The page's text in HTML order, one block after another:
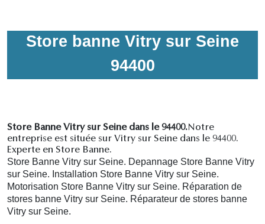
Store banne Vitry sur Seine
94400
Store Banne Vitry sur Seine dans le 94400.Notre
entreprise est située sur Vitry sur Seine dans le 94400.
Experte en Store Banne.
Store Banne Vitry sur Seine. Depannage Store Banne Vitry
sur Seine. Installation Store Banne Vitry sur Seine.
Motorisation Store Banne Vitry sur Seine. Réparation de
stores banne Vitry sur Seine. Réparateur de stores banne
Vitry sur Seine.